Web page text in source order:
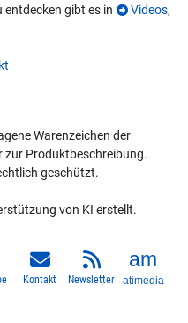
entdecken gibt es in Videos,
Warenzeichen der
zur Produktbeschreibung.
geschützt.
von KI erstellt.
Kontakt Newsletter atimedia